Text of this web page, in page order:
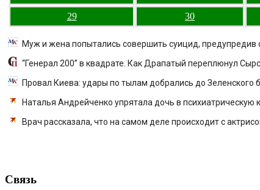
29 30
Муж и жена попытались совершить суицид, предупредив
“Генерал 200” в квадрате. Как Драпатый переплюнул
Провал Киева: удары по тылам добрались до Зеленского
Наталья Андрейченко упрятала дочь в психиатрическую
Врач рассказала, что на самом деле происходит с
Связь